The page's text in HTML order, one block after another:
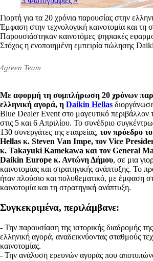
Γιορτή για τα 20 χρόνια παρουσίας στην
Έμφαση στην τεχνολογική καινοτομία και τη
Παρουσιάστηκαν καινοτόμες ψηφιακές
Στόχος η ενοποιημένη εμπειρία πώλησης
4green Team
Με αφορμή τη συμπλήρωση 20 χρόνων
ελληνική αγορά, η Daikin Hellas
Blue Dealer Event στο μαγευτικό περιβάλλον
στις 5 και 6 Απριλίου. Το συνέδριο
130 συνεργάτες της εταιρείας, τον πρόεδρο
Hellas κ. Steven Van Impe, τον Vice
κ. Takayuki Kamekawa και τον General
Daikin Europe κ. Αντώνη Δήμου, σε μια
καινοτομίας και στρατηγικής ανάπτυξης. Το
ήταν πλούσιο και πολυθεματικό, με έμφαση
καινοτομία και τη στρατηγική ανάπτυξη.
Συγκεκριμένα, περιλάμβανε:
- Την παρουσίαση της ιστορικής διαδρομής
ελληνική αγορά, αναδεικνύοντας σταθμούς
καινοτομίας.
- Την ανάλυση ερευνών αγοράς που